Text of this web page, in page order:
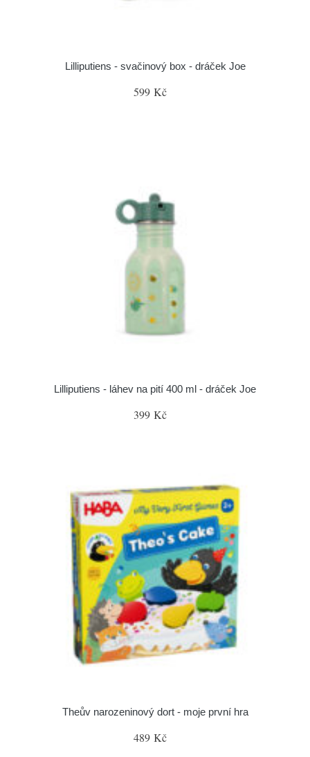
Lilliputiens - svačinový box - dráček Joe
599 Kč
Lilliputiens - láhev na pití 400 ml - dráček Joe
399 Kč
Theův narozeninový dort - moje první hra
489 Kč